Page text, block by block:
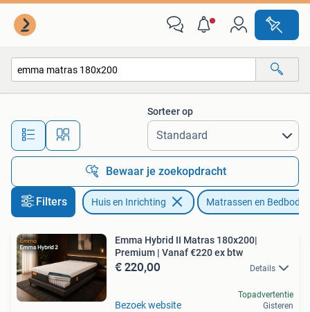
Alle afstanden…
Sorteer op
Bewaar je zoekopdracht
Filters Huis en Inrichting Matrassen en
Emma Hybrid II Matras 180x200|
Premium | Vanaf €220 ex btw
€ 220,00 Details
Bezoek website
Topadvertentie
Gisteren